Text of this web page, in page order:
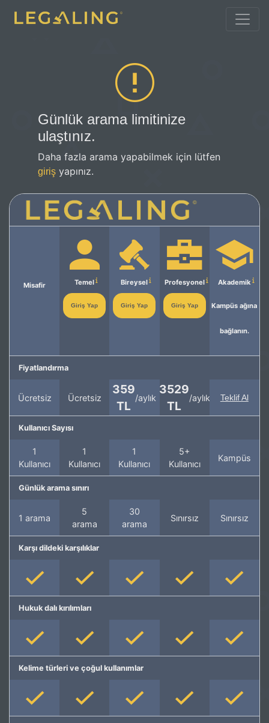
Günlük arama limitinize
ulaştınız.
Daha fazla arama yapabilmek için lütfen
giriş yapınız.
Misafir Temel
Giriş Yap
Bireysel
Giriş Yap
Profesyonel
Giriş Yap
Akademik
Kampüs ağına
bağlanın.
Fiyatlandırma
Ücretsiz Ücretsiz
359
TL
/aylık
3529
TL
/aylık Teklif Al
Kullanıcı Sayısı
1
Kullanıcı
1
Kullanıcı
1
Kullanıcı
5+
Kullanıcı
Kampüs
Günlük arama sınırı
1 arama
5
arama
30
arama
Sınırsız Sınırsız
Karşı dildeki karşılıklar
Hukuk dalı kırılımları
Kelime türleri ve çoğul kullanımlar